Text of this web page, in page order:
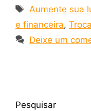
Aumente sua
e financeira,
Deixe um
Pesquisar